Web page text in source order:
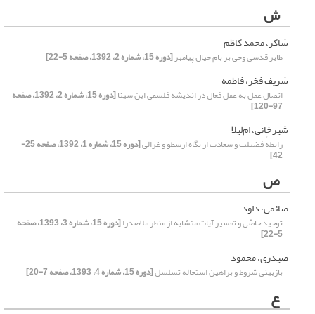
ش
شاکر، محمد کاظم
طایر قدسی وحی بر بام خیال پیامبر[دوره 15، شماره 2، 1392، صفحه 5-22]
شریف فخر، فاطمه
اتصال عقل به عقل فعال در اندیشه فلسفی ابن­ سینا [دوره 15، شماره 2، 1392، صفحه
97-120]
شیرخانی، ام‌لیلا
رابطهٔ فضیلت و سعادت از نگاه ارسطو و غزالی [دوره 15، شماره 1، 1392، صفحه 25-
42]
ص
صائمی، داود
توحید خاصّی و تفسیر آیات متشابه از منظر ملاصدرا [دوره 15، شماره 3، 1393، صفحه
5-22]
صیدری، محمود
بازبینی شروط و براهین استحاله تسلسل[دوره 15، شماره 4، 1393، صفحه 7-20]
ع